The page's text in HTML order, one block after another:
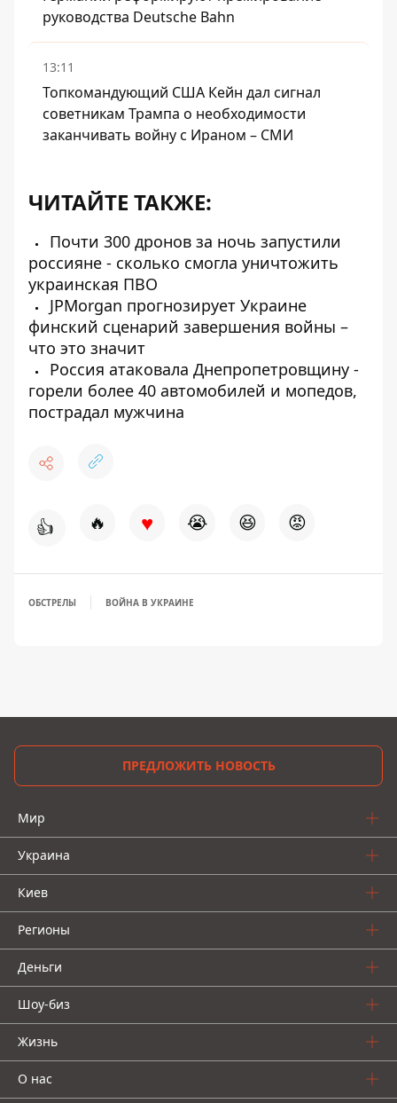
руководства Deutsche Bahn
13:11
Топкомандующий США Кейн дал сигнал
советникам Трампа о необходимости
заканчивать войну с Ираном – СМИ
ЧИТАЙТЕ ТАКЖЕ:
Почти 300 дронов за ночь запустили
россияне - сколько смогла уничтожить
украинская ПВО
JPMorgan прогнозирует Украине
финский сценарий завершения войны –
что это значит
Россия атаковала Днепропетровщину -
горели более 40 автомобилей и мопедов,
пострадал мужчина
👍 🔥 ♥ 😭 😆 😡
ОБСТРЕЛЫ ВОЙНА В УКРАИНЕ
ПРЕДЛОЖИТЬ НОВОСТЬ
Мир
Украина
Киев
Регионы
Деньги
Шоу-биз
Жизнь
О нас